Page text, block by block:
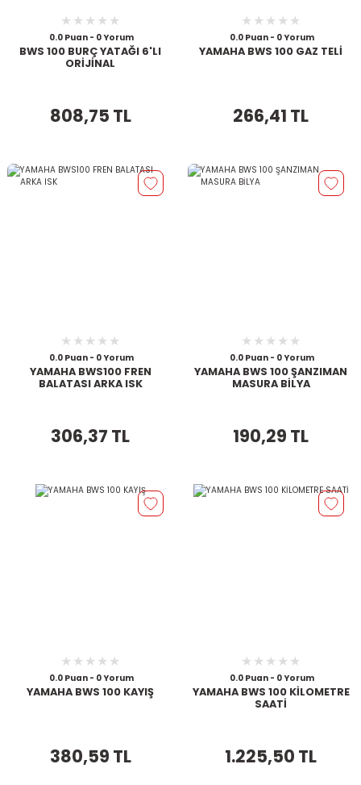
0.0 Puan - 0 Yorum
BWS 100 BURÇ YATAĞI 6'LI
ORİJİNAL
808,75 TL
0.0 Puan - 0 Yorum
YAMAHA BWS 100 GAZ TELİ
266,41 TL
0.0 Puan - 0 Yorum
YAMAHA BWS100 FREN
BALATASI ARKA ISK
306,37 TL
0.0 Puan - 0 Yorum
YAMAHA BWS 100 ŞANZIMAN
MASURA BİLYA
190,29 TL
0.0 Puan - 0 Yorum
YAMAHA BWS 100 KAYIŞ
380,59 TL
0.0 Puan - 0 Yorum
YAMAHA BWS 100 KİLOMETRE
SAATİ
1.225,50 TL